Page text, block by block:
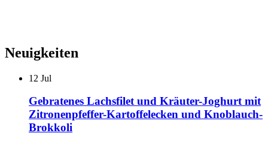
Neuigkeiten
12 Jul
Gebratenes Lachsfilet und Kräuter-Joghurt mit
Zitronenpfeffer-Kartoffelecken und Knoblauch-
Brokkoli